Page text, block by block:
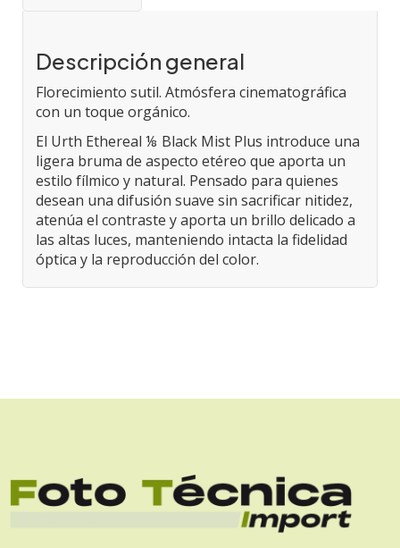
Descripción general
Florecimiento sutil. Atmósfera cinematográfica
con un toque orgánico.
El Urth Ethereal ⅛ Black Mist Plus introduce una
ligera bruma de aspecto etéreo que aporta un
estilo fílmico y natural. Pensado para quienes
desean una difusión suave sin sacrificar nitidez,
atenúa el contraste y aporta un brillo delicado a
las altas luces, manteniendo intacta la fidelidad
óptica y la reproducción del color.